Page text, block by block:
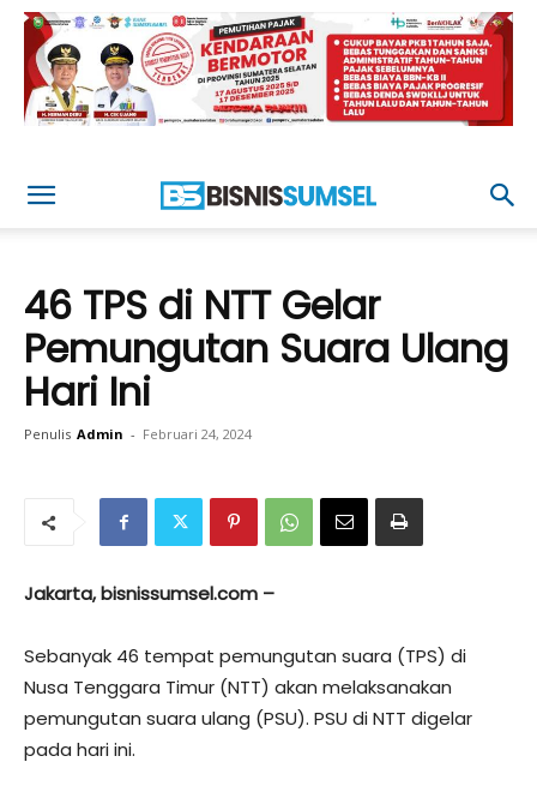
46 TPS di NTT Gelar
Pemungutan Suara Ulang
Hari Ini
Penulis Admin - Februari 24, 2024
Jakarta, bisnissumsel.com –
Sebanyak 46 tempat pemungutan suara (TPS) di
Nusa Tenggara Timur (NTT) akan melaksanakan
pemungutan suara ulang (PSU). PSU di NTT digelar
pada hari ini.